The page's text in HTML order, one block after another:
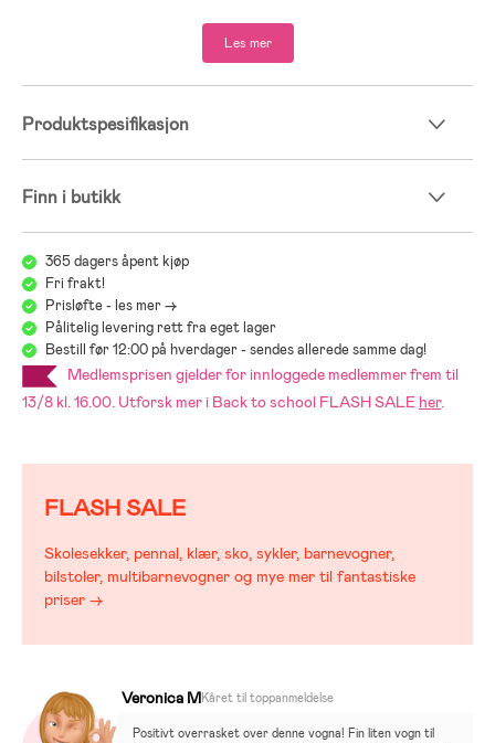
- Testet og godkjent i henhold til: EN 1888-1 & 2:2018+A1:2022.
- Godkjent av IATA som håndbagasje på fly. Ulike flyselskaper kan ha
Vi på Jollyroom vet hvor vanskelig det kan være å finne en barnevogn
mye å tenke på med ulike modeller, merker og funksjoner. For å gjøre
jobben lettere for deg henviser vi til vår enkle barnevognguide:
Jollyrooms Barnevognsguide
Les mer
Produktspesifikasjon
Finn i butikk
365 dagers åpent kjøp
Fri frakt!
Prisløfte - les mer ->
Pålitelig levering rett fra eget lager
Bestill før 12:00 på hverdager - sendes allerede samme dag!
Medlemsprisen gjelder for innloggede medlemmer frem til
13/8 kl. 16.00. Utforsk mer i Back to school FLASH SALE her.
FLASH SALE
Skolesekker, pennal, klær, sko, sykler, barnevogner,
bilstoler, multibarnevogner og mye mer til fantastiske
priser →
Veronica MKåret til toppanmeldelse
Positivt overrasket over denne vogna! Fin liten vogn til